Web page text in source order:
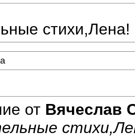
стихи,Лена!
от Вячеслав